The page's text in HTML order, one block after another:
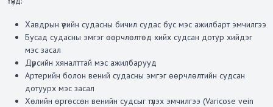
Хавдрын үеийн судасны бичил судас бус мэс ажилбарт эмчилгээ
Бусад судасны эмгэг өөрчлөлтөд хийх судсан дотур хийдэг
мэс засал
Дүрсийн хяналттай мэс ажилбарууд
Артерийн болон вений судасны эмгэг өөрчлөлтийн судсан
дотуурх мэс засал
Хөлийн өргөссөн венийн судсыг түлэх эмчилгээ (Varicose vein